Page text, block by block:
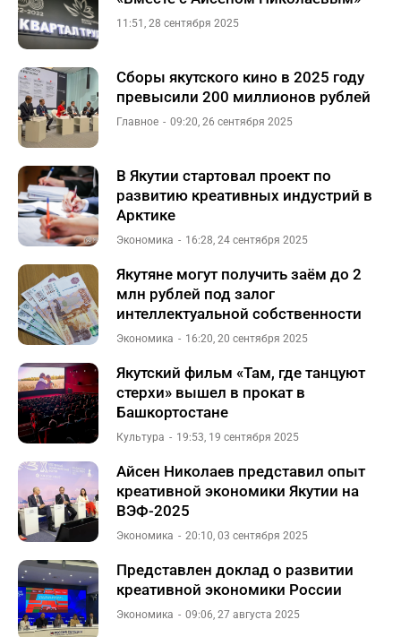
11:51, 28 сентября 2025
Сборы якутского кино в 2025 году
превысили 200 миллионов рублей
Главное 09:20, 26 сентября 2025
В Якутии стартовал проект по
развитию креативных индустрий в
Арктике
Экономика 16:28, 24 сентября 2025
Якутяне могут получить заём до 2
млн рублей под залог
интеллектуальной собственности
Экономика 16:20, 20 сентября 2025
Якутский фильм «Там, где танцуют
стерхи» вышел в прокат в
Башкортостане
Культура 19:53, 19 сентября 2025
Айсен Николаев представил опыт
креативной экономики Якутии на
ВЭФ-2025
Экономика 20:10, 03 сентября 2025
Представлен доклад о развитии
креативной экономики России
Экономика 09:06, 27 августа 2025